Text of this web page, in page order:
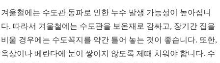
겨울철에는 수도관 동파로 인한 누수 발생 가능성이 높아집니
다. 따라서 겨울철에는 수도관을 보온재로 감싸고, 장기간 집을
비울 경우에는 수도꼭지를 약간 틀어 놓는 것이 좋습니다. 또한,
옥상이나 베란다에 눈이 쌓이지 않도록 제때 치워야 합니다. 수